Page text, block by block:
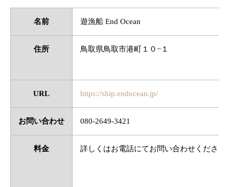
名前 遊漁船 End Ocean
住所 鳥取県鳥取市港町１０−１
URL https://ship.endocean.jp/
お問い合わせ 080-2649-3421
料金 詳しくはお電話にてお問い合わせください